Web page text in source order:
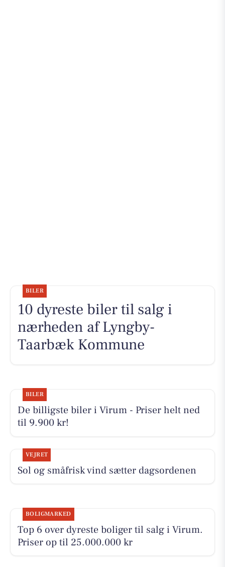
BILER
10 dyreste biler til salg i
nærheden af Lyngby-
Taarbæk Kommune
BILER
De billigste biler i Virum - Priser helt ned
til 9.900 kr!
VEJRET
Sol og småfrisk vind sætter dagsordenen
BOLIGMARKED
Top 6 over dyreste boliger til salg i Virum.
Priser op til 25.000.000 kr